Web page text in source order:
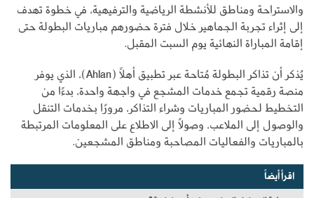
والاستراحة ومناطق للأنشطة الرياضية والترفيهية، في خطوة تهدف
إلى إثراء تجربة الجماهير خلال فترة حضورهم مباريات البطولة حتى
إقامة المباراة النهائية يوم السبت المقبل.
يُذكر أن تذاكر البطولة مُتاحة عبر تطبيق أهلًا (Ahlan)، الذي يوفر
منصة رقمية تجمع خدمات المشجع في واجهة واحدة، بدءًا من
التخطيط لحضور المباريات وشراء التذاكر، مرورًا بخدمات التنقل
والوصول إلى الملاعب، وصولًا إلى الاطلاع على المعلومات المرتبطة
بالمباريات والفعاليات المصاحبة ومناطق المشجعين.
اقرأ أيضاً